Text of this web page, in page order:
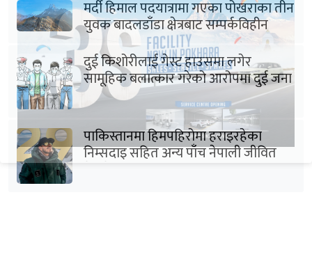
मर्दी हिमाल पदयात्रामा गएका पोखराका तीन
युवक बादलडाँडा क्षेत्रबाट सम्पर्कविहीन
दुई किशोरीलाई गेस्ट हाउसमा लगेर
सामूहिक बलात्कार गरेको आरोपमा दुई जना
पक्राउ
पाकिस्तानमा हिमपहिरोमा हराइरहेका
निम्सदाइ सहित अन्य पाँच नेपाली जीवित
भेटिने आशा कमजोर, युक्तको शव निकालियो